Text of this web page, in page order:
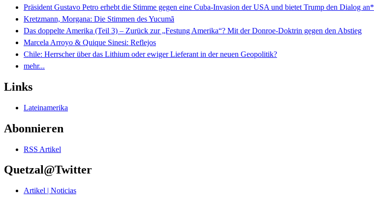
Präsident Gustavo Petro erhebt die Stimme gegen eine Cuba-Invasion der USA und bietet Trump den Dialog an*
Kretzmann, Morgana: Die Stimmen des Yucumã
Das doppelte Amerika (Teil 3) – Zurück zur „Festung Amerika“? Mit der Donroe-Doktrin gegen den Abstieg
Marcela Arroyo & Quique Sinesi: Reflejos
Chile: Herrscher über das Lithium oder ewiger Lieferant in der neuen Geopolitik?
mehr...
Links
Lateinamerika
Abonnieren
RSS Artikel
Quetzal@Twitter
Artikel | Noticias